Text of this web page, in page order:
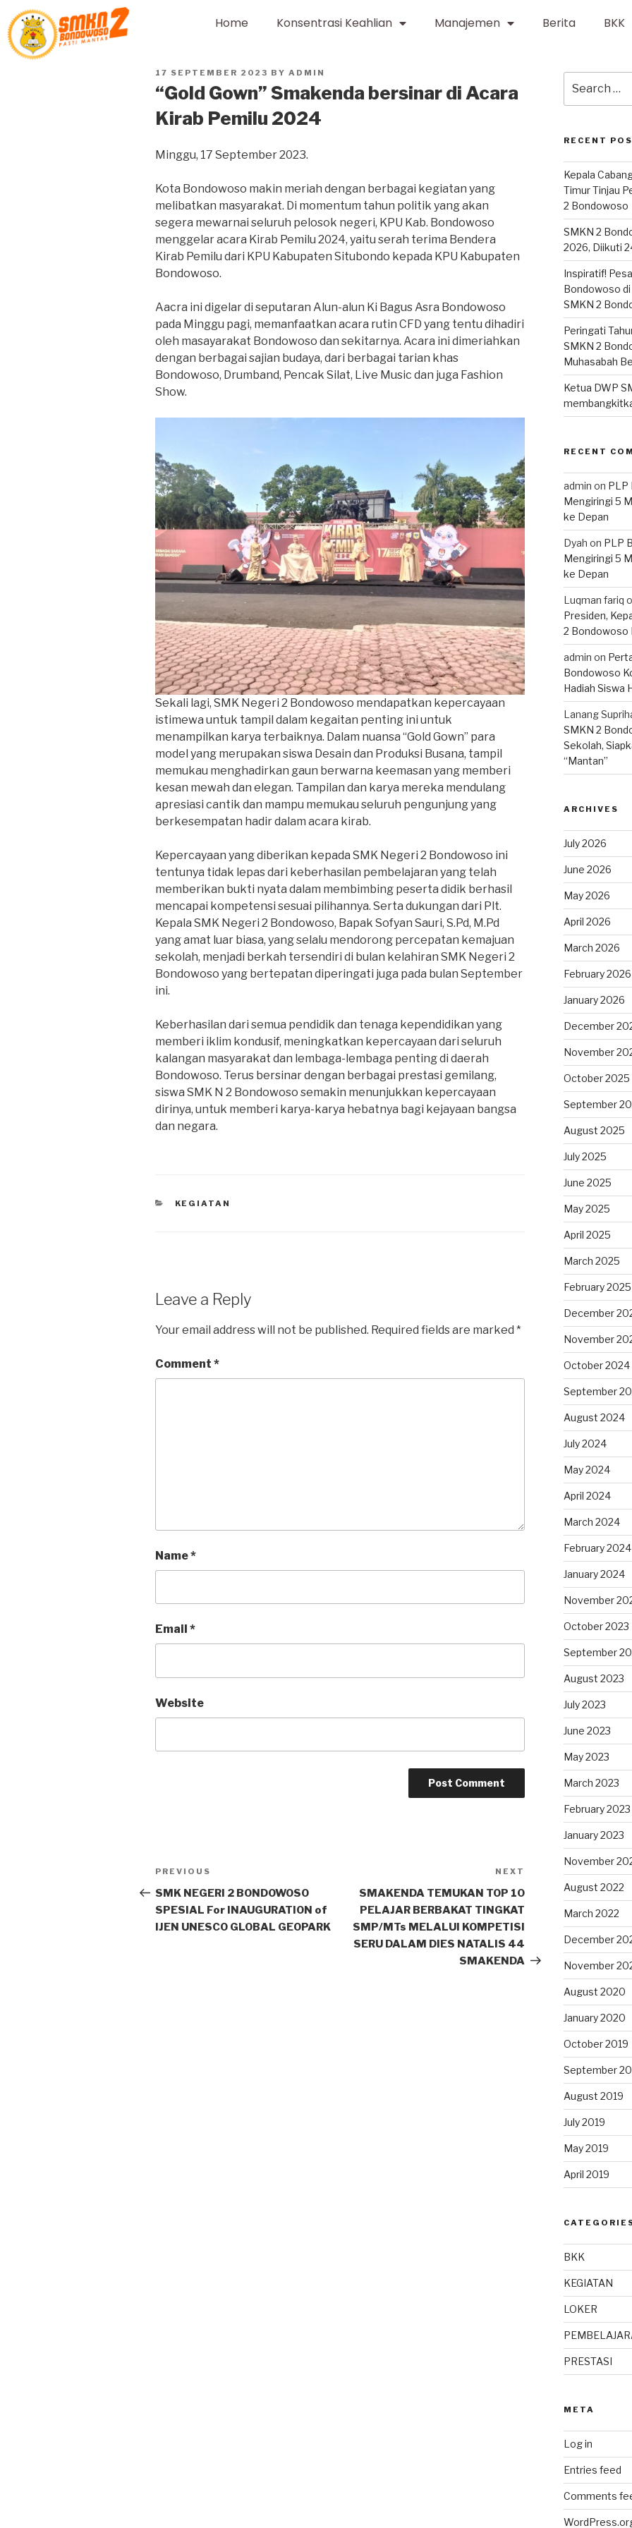
Home Konsentrasi Keahlian Manajemen Berita BKK
17 SEPTEMBER 2023 BY ADMIN
“Gold Gown” Smakenda bersinar di Acara
Kirab Pemilu 2024
Minggu, 17 September 2023.
Kota Bondowoso makin meriah dengan berbagai kegiatan yang
melibatkan masyarakat. Di momentum tahun politik yang akan
segera mewarnai seluruh pelosok negeri, KPU Kab. Bondowoso
menggelar acara Kirab Pemilu 2024, yaitu serah terima Bendera
Kirab Pemilu dari KPU Kabupaten Situbondo kepada KPU Kabupaten
Bondowoso.
Aacra ini digelar di seputaran Alun-alun Ki Bagus Asra Bondowoso
pada Minggu pagi, memanfaatkan acara rutin CFD yang tentu dihadiri
oleh masayarakat Bondowoso dan sekitarnya. Acara ini dimeriahkan
dengan berbagai sajian budaya, dari berbagai tarian khas
Bondowoso, Drumband, Pencak Silat, Live Music dan juga Fashion
Show.
Sekali lagi, SMK Negeri 2 Bondowoso mendapatkan kepercayaan
istimewa untuk tampil dalam kegaitan penting ini untuk
menampilkan karya terbaiknya. Dalam nuansa “Gold Gown” para
model yang merupakan siswa Desain dan Produksi Busana, tampil
memukau menghadirkan gaun berwarna keemasan yang memberi
kesan mewah dan elegan. Tampilan dan karya mereka mendulang
apresiasi cantik dan mampu memukau seluruh pengunjung yang
berkesempatan hadir dalam acara kirab.
Kepercayaan yang diberikan kepada SMK Negeri 2 Bondowoso ini
tentunya tidak lepas dari keberhasilan pembelajaran yang telah
memberikan bukti nyata dalam membimbing peserta didik berhasil
mencapai kompetensi sesuai pilihannya. Serta dukungan dari Plt.
Kepala SMK Negeri 2 Bondowoso, Bapak Sofyan Sauri, S.Pd, M.Pd
yang amat luar biasa, yang selalu mendorong percepatan kemajuan
sekolah, menjadi berkah tersendiri di bulan kelahiran SMK Negeri 2
Bondowoso yang bertepatan diperingati juga pada bulan September
ini.
Keberhasilan dari semua pendidik dan tenaga kependidikan yang
memberi iklim kondusif, meningkatkan kepercayaan dari seluruh
kalangan masyarakat dan lembaga-lembaga penting di daerah
Bondowoso. Terus bersinar dengan berbagai prestasi gemilang,
siswa SMK N 2 Bondowoso semakin menunjukkan kepercayaan
dirinya, untuk memberi karya-karya hebatnya bagi kejayaan bangsa
dan negara.
KEGIATAN
Leave a Reply
Your email address will not be published. Required fields are marked *
Comment *
Name*
Email *
Website
PREVIOUS
SMK NEGERI 2 BONDOWOSO
SPESIAL For INAUGURATION of
IJEN UNESCO GLOBAL GEOPARK
NEXT
SMAKENDA TEMUKAN TOP 10
PELAJAR BERBAKAT TINGKAT
SMP/MTs MELALUI KOMPETISI
SERU DALAM DIES NATALIS 44
SMAKENDA
RECENT
Kepala
Timur Tinjau
2 Bondowoso
SMKN 2
2026, Diikuti
Inspiratif!
Bondowoso
SMKN 2
Peringati
SMKN 2
Muhasabah
Ketua DWP
RECENT
admin on PLP
Mengiringi 5
ke Depan
Dyah on PLP
Mengiringi 5
ke Depan
Luqman fariq
Presiden,
2 Bondowoso
admin on
Bondowoso
Hadiah Siswa
Lanang
SMKN 2
Sekolah,
“Mantan”
ARCHIVES
July 2026
June 2026
May 2026
April 2026
March 2026
February 2026
January 2026
December
November
October 2025
September
August 2025
July 2025
June 2025
May 2025
April 2025
March 2025
February 2025
December
November
October 2024
September
August 2024
July 2024
May 2024
April 2024
March 2024
February 2024
January 2024
November
October 2023
September
August 2023
July 2023
June 2023
May 2023
March 2023
February 2023
January 2023
November
August 2022
March 2022
December
November
August 2020
January 2020
October 2019
September
August 2019
July 2019
May 2019
April 2019
BKK
KEGIATAN
LOKER
PRESTASI
META
Log in
Entries feed
Comments